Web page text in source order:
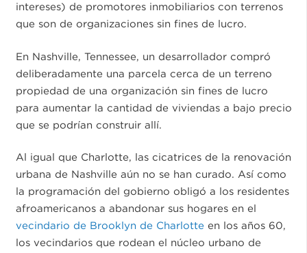
intereses) de promotores inmobiliarios con terrenos
que son de organizaciones sin fines de lucro.
En Nashville, Tennessee, un desarrollador compró
deliberadamente una parcela cerca de un terreno
propiedad de una organización sin fines de lucro
para aumentar la cantidad de viviendas a bajo precio
que se podrían construir allí.
Al igual que Charlotte, las cicatrices de la renovación
urbana de Nashville aún no se han curado. Así como
la programación del gobierno obligó a los residentes
afroamericanos a abandonar sus hogares en el
vecindario de Brooklyn de Charlotte en los años 60,
los vecindarios que rodean el núcleo urbano de